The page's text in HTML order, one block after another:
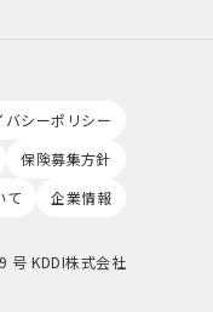
バシーポリシー
保険募集方針
て 企業情報
号 KDDI株式会社